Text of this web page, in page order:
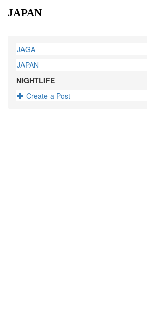
JAPAN
JAGA
JAPAN
NIGHTLIFE
Create a Post